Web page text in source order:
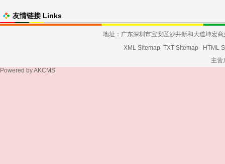
友情链接 Links
地址：广东深圳市宝安区沙井新和大道坤
XML Sitemap TXT Sitemap
HTML
主营
Powered byAKCMS